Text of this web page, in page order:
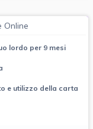
Online
lordo per 9 mesi
e utilizzo della carta